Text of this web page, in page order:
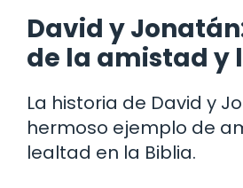
David y
de la amistad y
La historia de David y
hermoso ejemplo de
lealtad en la Biblia.